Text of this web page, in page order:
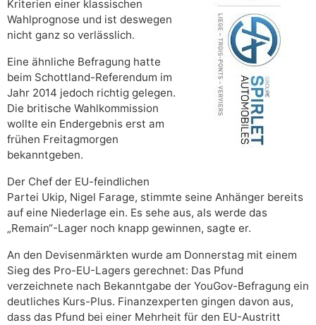
Kriterien einer klassischen
Wahlprognose und ist deswegen
nicht ganz so verlässlich.
Eine ähnliche Befragung hatte
beim Schottland-Referendum im
Jahr 2014 jedoch richtig gelegen.
Die britische Wahlkommission
wollte ein Endergebnis erst am
frühen Freitagmorgen
bekanntgeben.
Der Chef der EU-feindlichen
Partei Ukip, Nigel Farage, stimmte seine Anhänger bereits
auf eine Niederlage ein. Es sehe aus, als werde das
„Remain“-Lager noch knapp gewinnen, sagte er.
An den Devisenmärkten wurde am Donnerstag mit einem
Sieg des Pro-EU-Lagers gerechnet: Das Pfund
verzeichnete nach Bekanntgabe der YouGov-Befragung ein
deutliches Kurs-Plus. Finanzexperten gingen davon aus,
dass das Pfund bei einer Mehrheit für den EU-Austritt